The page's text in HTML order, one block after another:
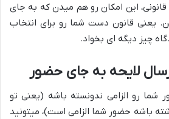
این امکان رو هم میدن که به جای
یعنی قانون دست شما رو برای انتخاب
چیز دیگه ای بخواد.
لایحه به جای حضور
شما رو الزامی ندونسته باشه (یعنی تو
باشه حضور شما الزامی است)، میتونید